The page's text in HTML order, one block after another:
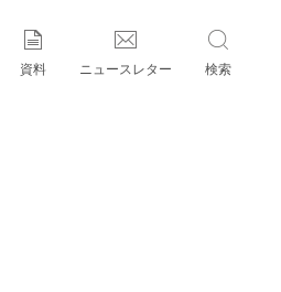
資料 ニュースレター 検索